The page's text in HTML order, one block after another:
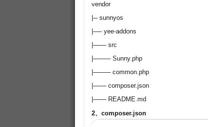
vendor
|─ sunnyos
|── yee-addons
|─── src
|──── Sunny.php
|──── common.php
|─── composer.json
|─── README.md
2、composer.json